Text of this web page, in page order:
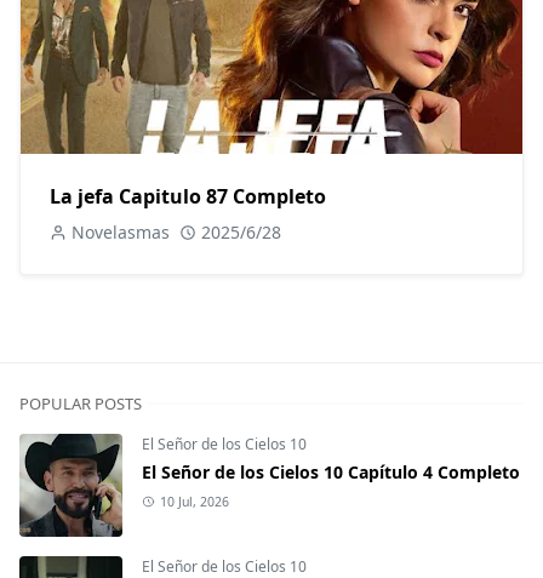
La jefa Capitulo 87 Completo
Novelasmas 2025/6/28
POPULAR POSTS
El Señor de los Cielos 10
El Señor de los Cielos 10 Capítulo 4 Completo
10 Jul, 2026
El Señor de los Cielos 10